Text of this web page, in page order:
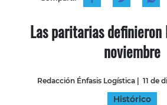
Las paritarias definieron
noviembre
Redacción Énfasis Logística| 11 de
Histórico